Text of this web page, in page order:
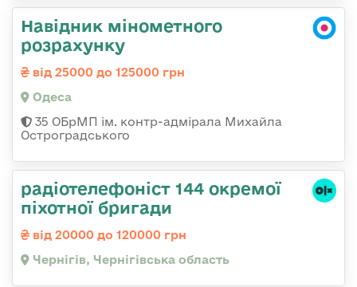
Навідник мінометного
розрахунку
від 25000 до 125000 грн
Одеса
35 ОБрМП ім. контр-адмірала Михайла
Остроградського
радіотелефоніст 144 окремої
піхотної бригади
від 20000 до 120000 грн
Чернігів, Чернігівська область